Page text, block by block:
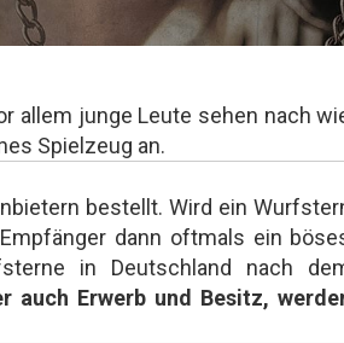
allem junge Leute sehen nach
Spielzeug an.
bestellt. Wird ein
dann oftmals ein
in Deutschland nach
auch Erwerb und Besitz,